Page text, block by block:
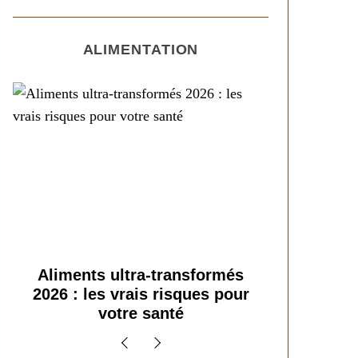
ALIMENTATION
Super-aliments 2026 :
démêler le vrai du bluff
marketing